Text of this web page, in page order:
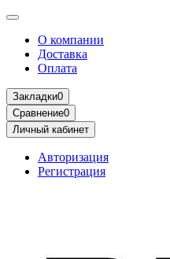
О компании
Доставка
Оплата
Закладки0
Сравнение0
Личный кабинет
Авторизация
Регистрация